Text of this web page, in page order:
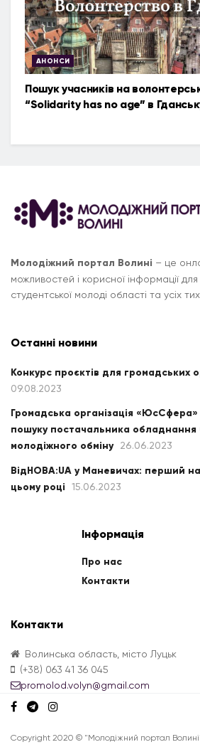
АНОНСИ
Пошук учасників на
“Solidarity has no age” в
Молодіжний портал Волині – це
можливостей і корисної інформації для
студентської молоді області та усіх
Останні новини
Конкурс проєктів для громадських
09.08.2023
Громадська організація
пошуку постачальника обладнання
молодіжного обміну
26.06.2023
ВідНОВА:UA у Маневичах: перший
цьому році
15.06.2023
Інформація
Про нас
Контакти
Контакти
Волинська область, місто Луцьк
(+38) 063 41 36 045
promolod.volyn@gmail.com
Copyright 2020 © "Молодіжний портал